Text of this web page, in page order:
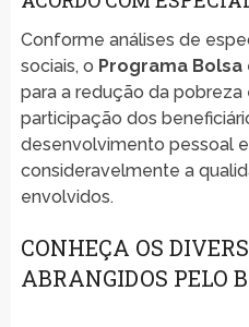
Conforme análises de
sociais, o Programa Bolsa
para a redução da pobreza
participação dos
desenvolvimento pessoal
consideravelmente a
envolvidos.
CONHEÇA OS
ABRANGIDOS PELO